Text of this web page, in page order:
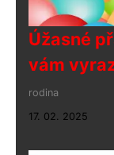
Úžasné
vám
rodina
17. 02. 2025